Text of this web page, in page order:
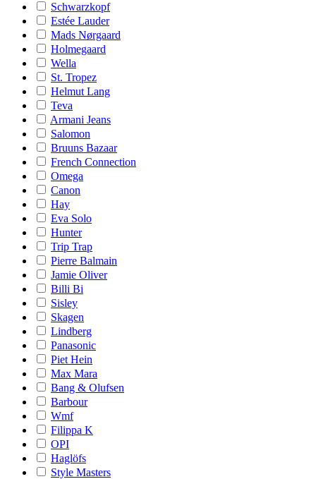
Schwarzkopf
Estée Lauder
Mads Nørgaard
Holmegaard
Wella
St. Tropez
Helmut Lang
Teva
Armani Jeans
Salomon
Bruuns Bazaar
French Connection
Omega
Canon
Hay
Eva Solo
Hunter
Trip Trap
Pierre Balmain
Jamie Oliver
Billi Bi
Sisley
Skagen
Lindberg
Panasonic
Piet Hein
Max Mara
Bang & Olufsen
Barbour
Wmf
Filippa K
OPI
Haglöfs
Style Masters